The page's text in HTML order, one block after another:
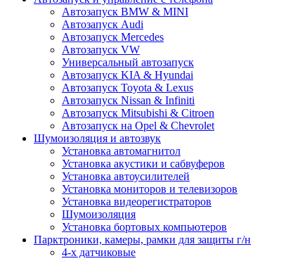
Автозапуск BMW & MINI
Автозапуск Audi
Автозапуск Mercedes
Автозапуск VW
Универсальный автозапуск
Автозапуск KIA & Hyundai
Автозапуск Toyota & Lexus
Автозапуск Nissan & Infiniti
Автозапуск Mitsubishi & Citroen
Автозапуск на Opel & Chevrolet
Шумоизоляция и автозвук
Установка автомагнитол
Установка акустики и сабвуферов
Установка автоусилителей
Установка мониторов и телевизоров
Установка видеорегистраторов
Шумоизоляция
Установка бортовых компьютеров
Парктроники, камеры, рамки для защиты г/н
4-х датчиковые